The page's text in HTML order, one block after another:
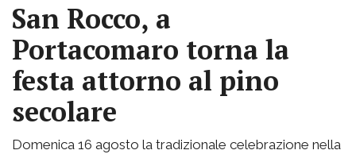
San Rocco, a
Portacomaro torna la
festa attorno al pino
secolare
Domenica 16 agosto la tradizionale celebrazione nella